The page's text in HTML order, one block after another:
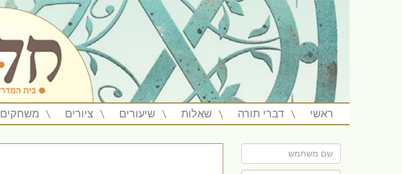
ראשי דברי תורה שאלות שיעורים ציורים משחקים